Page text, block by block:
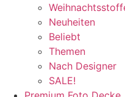
Neuheiten
Beliebt
Themen
Nach Designer
SALE!